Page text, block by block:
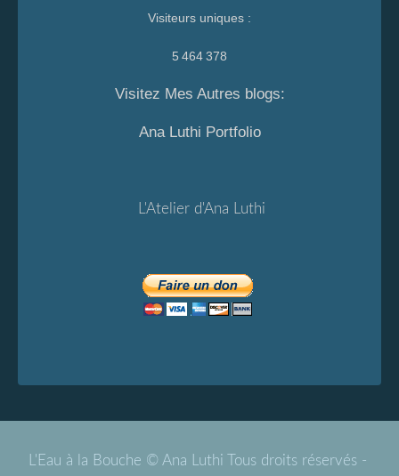
Visiteurs uniques :
5 464 378
Visitez Mes Autres blogs:
Ana Luthi Portfolio
L'Atelier d'Ana Luthi
L'Eau à la Bouche © Ana Luthi Tous droits réservés -